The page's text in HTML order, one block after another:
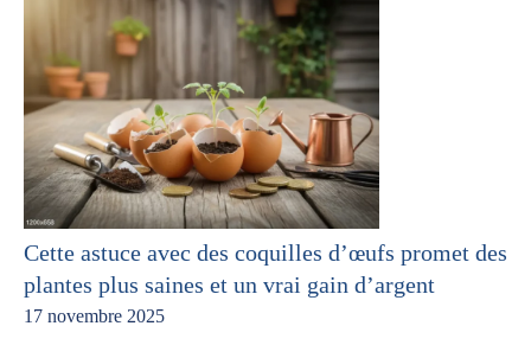
Cette astuce avec des coquilles d’œufs promet des
plantes plus saines et un vrai gain d’argent
17 novembre 2025